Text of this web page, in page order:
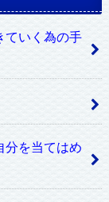
ていく為の手
分を当てはめ